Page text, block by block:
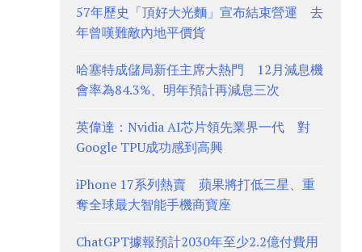
57年歷史「頂好大光麵」宣布結束營運 去
年曾嘆難敵內地平價貨
哈塞特成儲局新任主席大熱門 12月減息機
會率為84.3%、明年預計再減息三次
英偉達：Nvidia AI芯片領先業界一代 對
Google TPU成功感到高興
iPhone 17系列熱賣 蘋果將打低三星、重
奪全球最大智能手機商寶座
ChatGPT據報預計2030年至少2.2億付費用